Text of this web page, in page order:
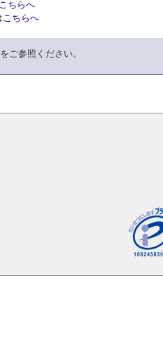
こちらへ
こちらへ
をご参照ください。